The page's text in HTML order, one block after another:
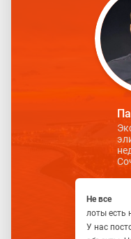
Не все
лоты есть
У нас